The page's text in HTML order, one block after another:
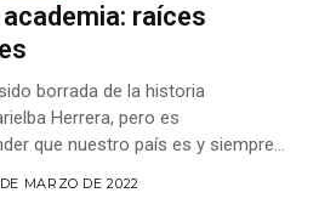
raíces
borrada de la historia
Herrera, pero es
que nuestro país es y siempre...
MARZO DE 2022